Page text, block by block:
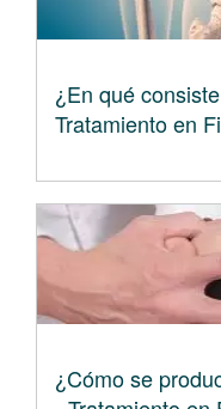
¿En qué
Tratamiento en
¿Cómo se